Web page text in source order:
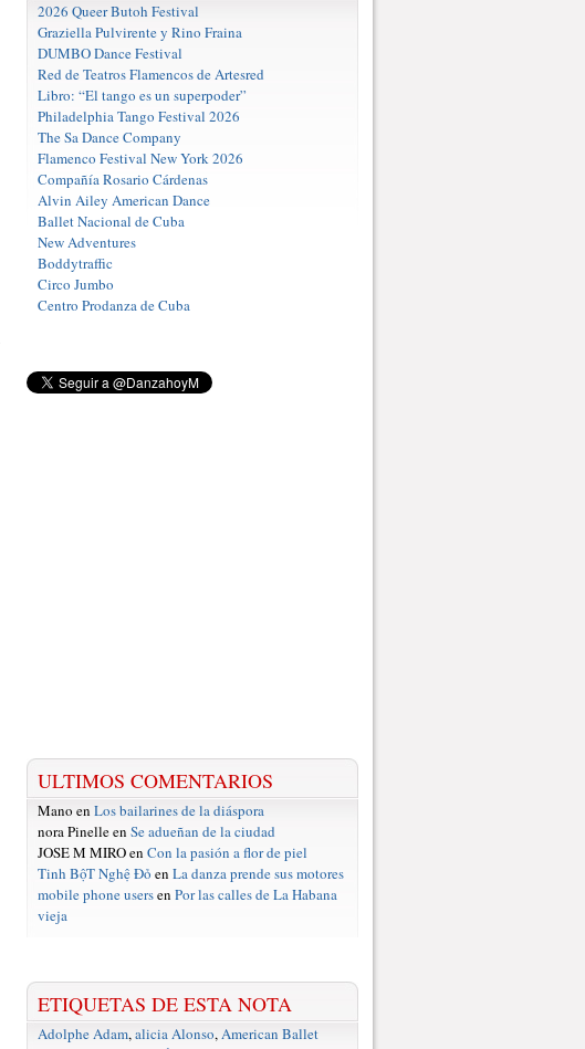
2026 Queer Butoh Festival
Graziella Pulvirente y Rino Fraina
DUMBO Dance Festival
Red de Teatros Flamencos de Artesred
Libro: “El tango es un superpoder”
Philadelphia Tango Festival 2026
The Sa Dance Company
Flamenco Festival New York 2026
Compañía Rosario Cárdenas
Alvin Ailey American Dance
Ballet Nacional de Cuba
New Adventures
Boddytraffic
Circo Jumbo
Centro Prodanza de Cuba
ULTIMOS COMENTARIOS
Mano en Los bailarines de la diáspora
nora Pinelle en Se adueñan de la ciudad
JOSE M MIRO en Con la pasión a flor de piel
Tinh BộT Nghệ Đỏ en La danza prende sus motores
mobile phone usersen Por las calles de La Habana
vieja
ETIQUETAS DE ESTA NOTA
Adolphe Adam,alicia Alonso,American Ballet